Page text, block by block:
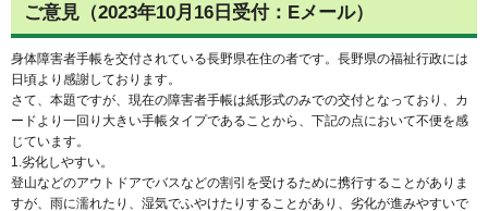
ご意見（2023年10月16日受付：Eメール）
身体障害者手帳を交付されている長野県在住の者です。長野県の福祉行政には
日頃より感謝しております。
さて、本題ですが、現在の障害者手帳は紙形式のみでの交付となっており、カ
ードより一回り大きい手帳タイプであることから、下記の点において不便を感
じています。
1.劣化しやすい。
登山などのアウトドアでバスなどの割引を受けるために携行することがありま
すが、雨に濡れたり、湿気でふやけたりすることがあり、劣化が進みやすいで